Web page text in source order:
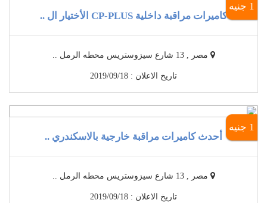
1 جنيه
كاميرات مراقبة داخلية CP-PLUS الأختيار ال ..
مصر , 13 شارع سيزوستريس محطه الرمل ..
تاريخ الاعلان : 2019/09/18
1 جنيه
أحدث كاميرات مراقبة خارجية بالاسكندري ..
مصر , 13 شارع سيزوستريس محطه الرمل ..
تاريخ الاعلان : 2019/09/18